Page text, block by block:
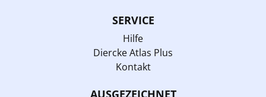
SERVICE
Hilfe
Diercke Atlas Plus
Kontakt
AUSGEZEICHNET